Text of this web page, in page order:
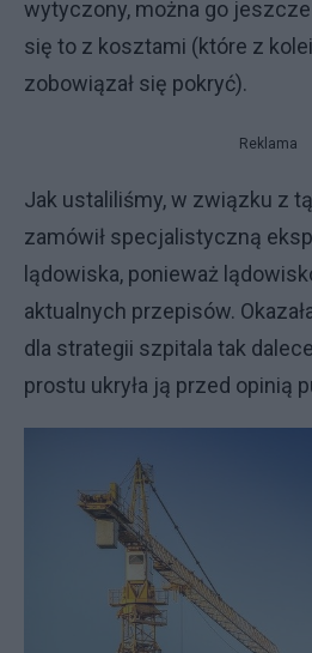
wytyczony, można go
się to z kosztami (które z
zobowiązał się pokryć).
Reklama
Jak ustaliliśmy, w związku z
zamówił specjalistyczną
lądowiska, ponieważ
aktualnych przepisów.
dla strategii szpitala tak
prostu ukryła ją przed opinią